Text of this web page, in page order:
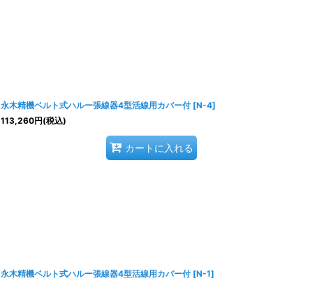
永木精機ベルト式ハルー張線器4型活線用カバー付 [N-4]
113,260円(税込)
カートに入れる
永木精機ベルト式ハルー張線器4型活線用カバー付 [N-1]